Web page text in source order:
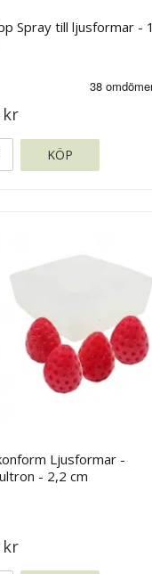
Spray till ljusformar -
kr
KÖP
Ljusformar -
- 2,2 cm
kr